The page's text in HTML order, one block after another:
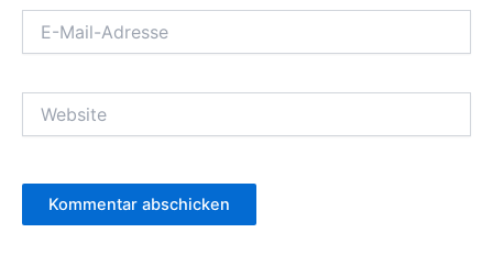
Mail-